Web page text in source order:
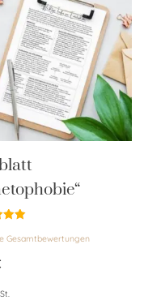
Gesamtbewertungen